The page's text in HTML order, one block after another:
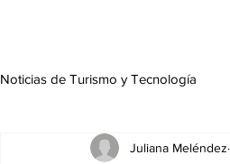
Noticias de Turismo y Tecnología
Negocios Internacionales
Juliana Meléndez